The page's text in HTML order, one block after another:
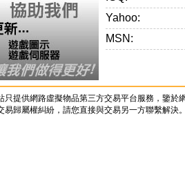
Yahoo:
MSN:
只提供網路虛擬物品第三方交易平台服務，鑒於
易歸屬權糾紛，請您直接與交易另一方聯繫解決